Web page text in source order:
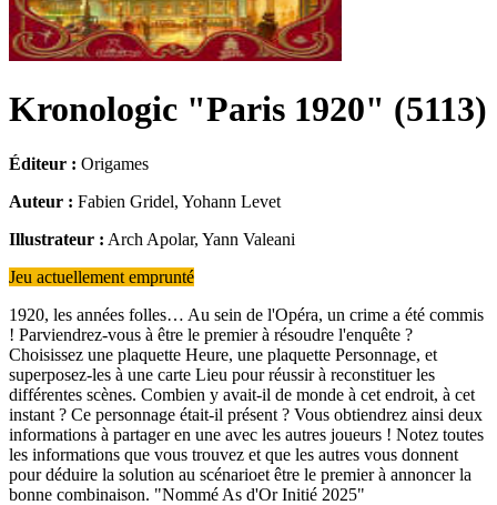
Kronologic "Paris 1920" (5113)
Éditeur : Origames
Auteur : Fabien Gridel, Yohann Levet
Illustrateur : Arch Apolar, Yann Valeani
Jeu actuellement emprunté
1920, les années folles… Au sein de l'Opéra, un crime a été commis
! Parviendrez-vous à être le premier à résoudre l'enquête ?
Choisissez une plaquette Heure, une plaquette Personnage, et
superposez-les à une carte Lieu pour réussir à reconstituer les
différentes scènes. Combien y avait-il de monde à cet endroit, à cet
instant ? Ce personnage était-il présent ? Vous obtiendrez ainsi deux
informations à partager en une avec les autres joueurs ! Notez toutes
les informations que vous trouvez et que les autres vous donnent
pour déduire la solution au scénarioet être le premier à annoncer la
bonne combinaison. "Nommé As d'Or Initié 2025"